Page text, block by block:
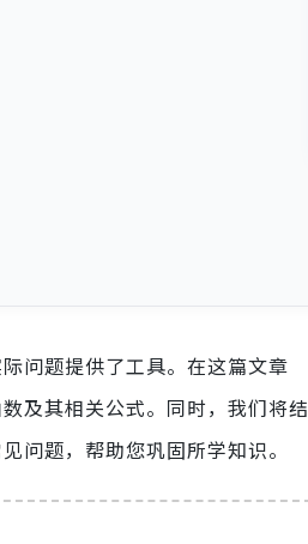
问题提供了工具。在这篇文章
及其相关公式。同时，我们将结
问题，帮助您巩固所学知识。